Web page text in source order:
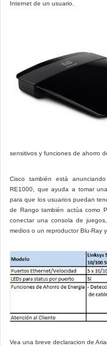
Internet de un usuario.
sensitivos y funciones de ahorro
Cisco también está
RE1000, que ayuda a tomar
para que los usuarios puedan
de Rango también actúa como
conectar una consola de
medios o un reproductor Blu-Ray
Vea una breve declaracion de